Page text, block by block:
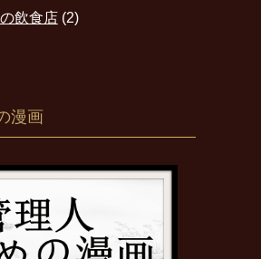
飲食店(2)
漫画